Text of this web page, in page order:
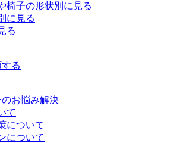
椅子の形状別に見る
に見る
る
る
お悩み解決
て
について
について